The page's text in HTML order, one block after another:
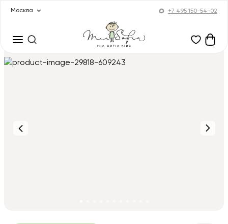
Москва +7 495 150-54-02